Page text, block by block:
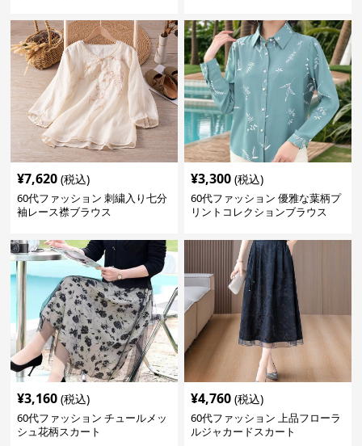
¥7,620 (税込)
60代ファッション 刺繍入り七分
袖レース襟ブラウス
¥3,300 (税込)
60代ファッション 優雅な葉柄プ
リントコレクションブラウス
¥3,160 (税込)
60代ファッション チュールメッ
シュ花柄スカート
¥4,760 (税込)
60代ファッション 上品フローラ
ルジャカードスカート